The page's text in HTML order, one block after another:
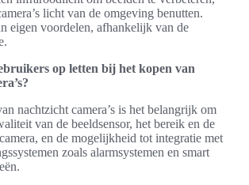
licht van de omgeving benutten.
eigen voordelen, afhankelijk van de
op letten bij het kopen van
nachtzicht camera’s is het belangrijk om
van de beeldsensor, het bereik en de
en de mogelijkheid tot integratie met
zoals alarmsystemen en smart